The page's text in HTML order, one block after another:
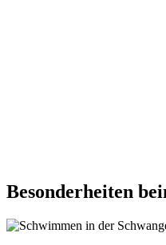
Besonderheiten